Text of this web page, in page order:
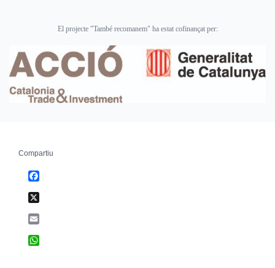
El projecte "També recomanem" ha estat cofinançat per:
Compartiu